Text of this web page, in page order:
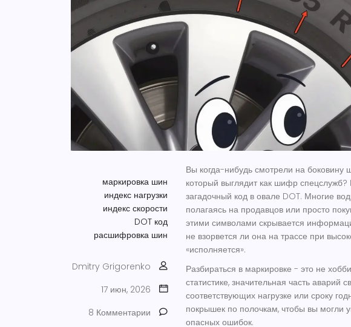
маркировка шин
индекс нагрузки
индекс скорости
DOT код
расшифровка шин
Dmitry Grigorenko
17 июн, 2026
8 Комментарии
Вы когда-нибудь смотрели на
который выглядит как шифр
загадочный код в овале DOT. Многие
полагаясь на продавцов или просто
этими символами скрывается
не взорвется ли она на трассе при
«исполняется».
Разбираться в маркировке - это не
статистике, значительная часть аварий
соответствующих нагрузке или сроку
покрышек по полочкам, чтобы вы могли
опасных ошибок.